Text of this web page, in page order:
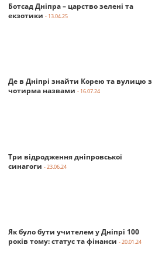
Ботсад Дніпра – царство зелені та
екзотики - 13.04.25
Де в Дніпрі знайти Корею та вулицю з
чотирма назвами - 16.07.24
Три відродження дніпровської
синагоги - 23.06.24
Як було бути учителем у Дніпрі 100
років тому: статус та фінанси - 20.01.24